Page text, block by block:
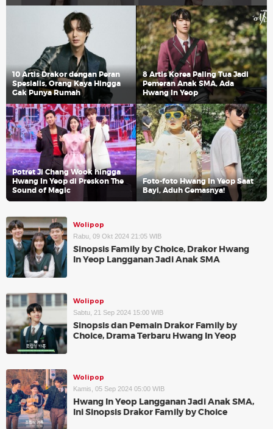
10 Artis Drakor dengan Peran
Spesialis, Orang Kaya Hingga
Gak Punya Rumah
8 Artis Korea Paling Tua Jadi
Pemeran Anak SMA, Ada
Hwang In Yeop
Potret Ji Chang Wook hingga
Hwang In Yeop di Preskon The
Sound of Magic
Foto-foto Hwang In Yeop Saat
Bayi, Aduh Gemasnya!
Wolipop
Rabu, 09 Okt 2024 21:05 WIB
Sinopsis Family by Choice, Drakor Hwang
In Yeop Langganan Jadi Anak SMA
Wolipop
Sabtu, 21 Sep 2024 15:00 WIB
Sinopsis dan Pemain Drakor Family by
Choice, Drama Terbaru Hwang In Yeop
Wolipop
Kamis, 05 Sep 2024 05:00 WIB
Hwang In Yeop Langganan Jadi Anak SMA,
Ini Sinopsis Drakor Family by Choice